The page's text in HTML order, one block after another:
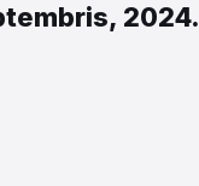
2024.